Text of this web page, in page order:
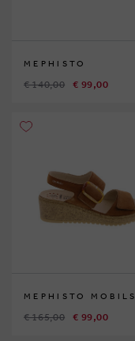
MEPHISTO
€ 140,00 € 99,00
MEPHISTO MOBILS
€ 165,00 € 99,00